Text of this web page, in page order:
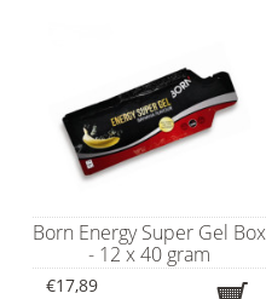
Born Energy Super Gel Box
- 12 x 40 gram
€17,89